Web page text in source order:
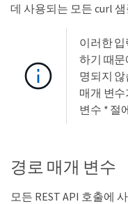
데 사용되는 모든 curl
이러한
하기 때문
명되지
매개 변
변수 * 절
경로 매개 변수
모든 REST API 호출에